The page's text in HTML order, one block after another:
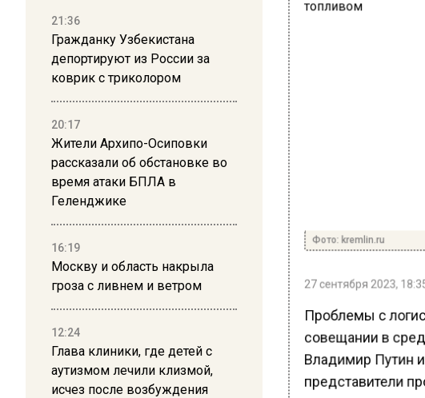
21:36
Гражданку Узбекистана
депортируют из России за
коврик с триколором
20:17
Жители Архипо-Осиповки
рассказали об обстановке во
время атаки БПЛА в
Геленджике
16:19
Москву и область накрыла
гроза с ливнем и ветром
12:24
Глава клиники, где детей с
аутизмом лечили клизмой,
исчез после возбуждения
Фото: kremlin.ru
27 сентября 2023,
Проблемы с
совещании в
Владимир Путин
представители